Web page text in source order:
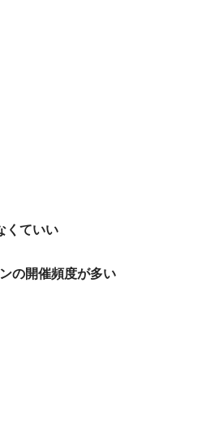
くていい
の開催頻度が多い